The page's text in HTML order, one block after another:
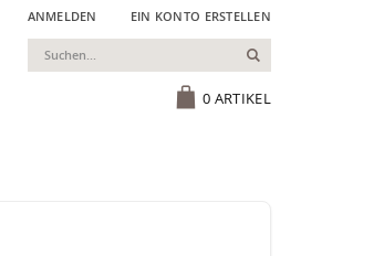
ANMELDEN EIN KONTO ERSTELLEN
0 ARTIKEL
Suchen